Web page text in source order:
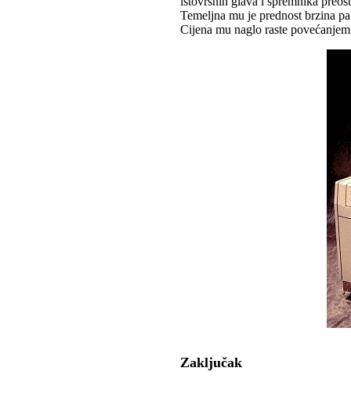
Temeljna mu je prednost brzina
Cijena mu naglo raste
Zaključak